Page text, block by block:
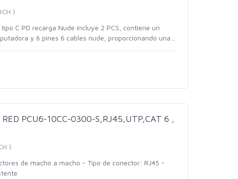
)
C PD recarga Nude incluye 2 PCS, contiene un
y 6 pines 6 cables nude, proporcionando una
RED PCU6-10CC-0300-S,RJ45,UTP,CAT 6 ,
)
de macho a macho - Tipo de conector: RJ45 -